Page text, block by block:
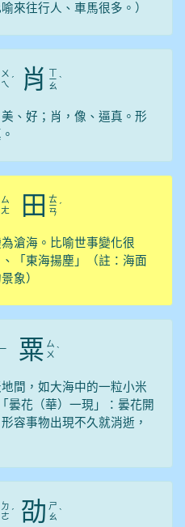
來往行人、車馬很多。）
ㄨ
ㄟ ˊ 肖 ㄒ
ㄧ
ㄠ
ˋ
、好；肖，像、逼真。形
ㄙ
ㄤ
田 ㄊ
ㄧ
ㄢ
ˊ
滄海。比喻世事變化很
「東海揚塵」（註：海面
象）
ㄧ 粟 ㄙ
ㄨ ˋ
間，如大海中的一粒小米
曇花（華）一現」：曇花開
容事物出現不久就消逝，
ㄉ
ㄜ ˊ 劭 ㄕ
ㄠ ˋ